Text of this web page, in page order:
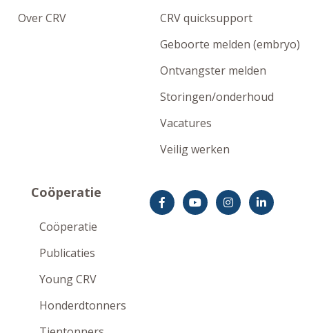
Over CRV
CRV quicksupport
Geboorte melden (embryo)
Ontvangster melden
Storingen/onderhoud
Vacatures
Veilig werken
Coöperatie
Coöperatie
Publicaties
Young CRV
Honderdtonners